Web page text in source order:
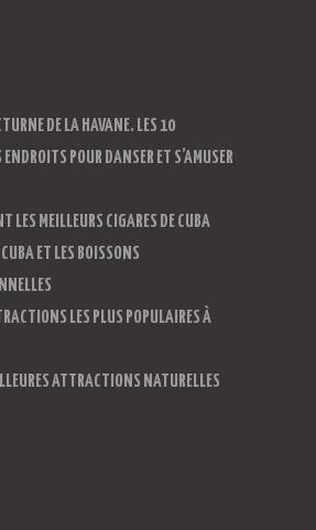
DE LA HAVANE. LES 10
ENDROITS POUR DANSER ET S’AMUSER
LES MEILLEURS CIGARES DE CUBA
CUBA ET LES BOISSONS
LES PLUS POPULAIRES À
ATTRACTIONS NATURELLES